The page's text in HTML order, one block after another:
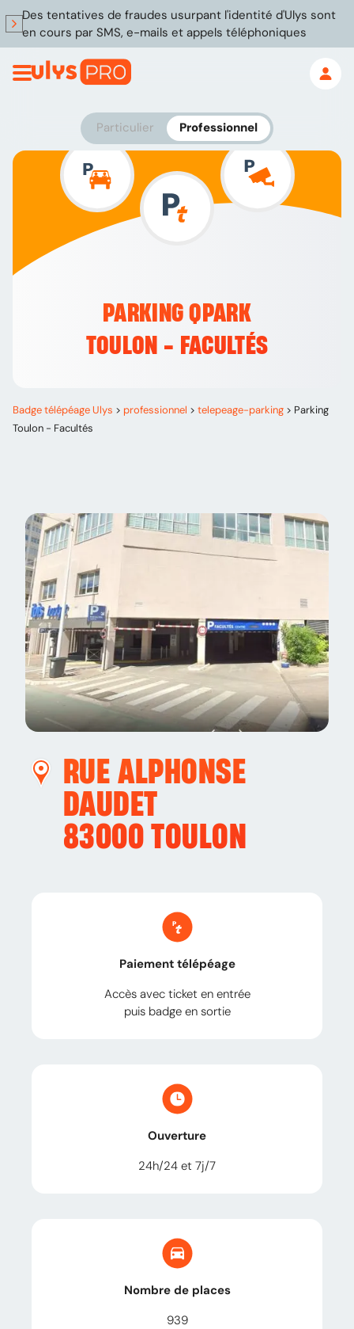
Des tentatives de fraudes usurpant l'identité d'Ulys sont
en cours par SMS, e-mails et appels téléphoniques
Particulier Professionnel
PARKING QPARK
TOULON - FACULTÉS
Badge télépéage Ulys > professionnel > telepeage-parking > Parking
Toulon - Facultés
RUE ALPHONSE
DAUDET
83000 TOULON
Paiement télépéage
Accès avec ticket en entrée
puis badge en sortie
Ouverture
24h/24 et 7j/7
Nombre de places
939